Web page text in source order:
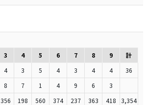
3 4 5 6 7 8 9
計
4 3 5 4 3 4 4
36
8 7 1 4 9 6
3
356 198 560 374 237 363 418
3,354